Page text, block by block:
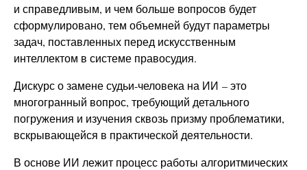
и справедливым, и чем больше вопросов будет
сформулировано, тем объемней будут параметры
задач, поставленных перед искусственным
интеллектом в системе правосудия.
Дискурс о замене судьи-человека на ИИ – это
многогранный вопрос, требующий детального
погружения и изучения сквозь призму проблематики,
вскрывающейся в практической деятельности.
В основе ИИ лежит процесс работы алгоритмических